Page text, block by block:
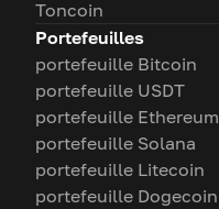
Toncoin
Portefeuilles
portefeuille Bitcoin
portefeuille USDT
portefeuille Ethereum
portefeuille Solana
portefeuille Litecoin
portefeuille Dogecoin